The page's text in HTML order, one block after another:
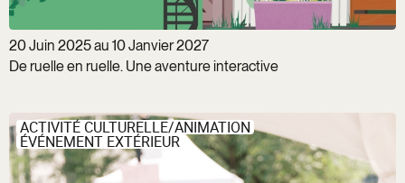
20 Juin 2025 au 10 Janvier 2027
De ruelle en ruelle. Une aventure interactive
ACTIVITÉ CULTURELLE/ANIMATION
ÉVÉNEMENT EXTÉRIEUR